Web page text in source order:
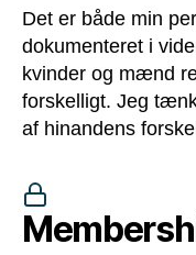
Det er både min
dokumenteret i
kvinder og mænd
forskelligt. Jeg
af hinandens